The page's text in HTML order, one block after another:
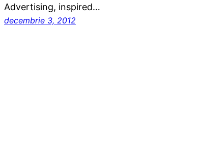
Advertising, inspired…
decembrie 3, 2012